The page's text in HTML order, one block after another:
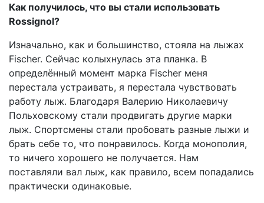
Как получилось, что вы стали использовать
Rossignol?
Изначально, как и большинство, стояла на лыжах
Fischer. Сейчас колыхнулась эта планка. В
определённый момент марка Fischer меня
перестала устраивать, я перестала чувствовать
работу лыж. Благодаря Валерию Николаевичу
Польховскому стали продвигать другие марки
лыж. Спортсмены стали пробовать разные лыжи и
брать себе то, что понравилось. Когда монополия,
то ничего хорошего не получается. Нам
поставляли вал лыж, как правило, всем попадались
практически одинаковые.